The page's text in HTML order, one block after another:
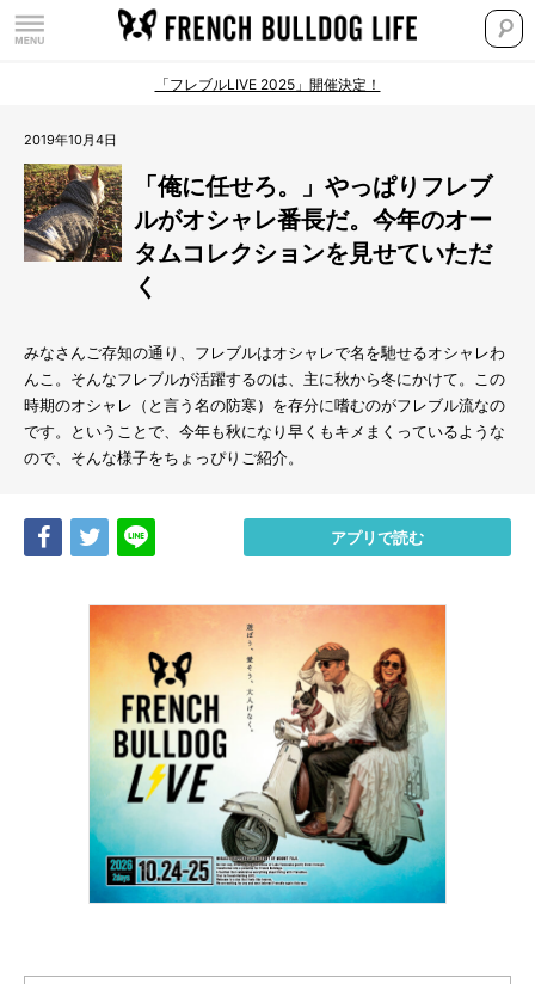
「フレブルLIVE 2025」開催決定！
2019年10月4日
「俺に任せろ。」やっぱりフレブ
ルがオシャレ番長だ。今年のオー
タムコレクションを見せていただ
く
みなさんご存知の通り、フレブルはオシャレで名を馳せるオシャレわ
んこ。そんなフレブルが活躍するのは、主に秋から冬にかけて。この
時期のオシャレ（と言う名の防寒）を存分に嗜むのがフレブル流なの
です。ということで、今年も秋になり早くもキメまくっているような
ので、そんな様子をちょっぴりご紹介。
Share Tweet アプリで読む